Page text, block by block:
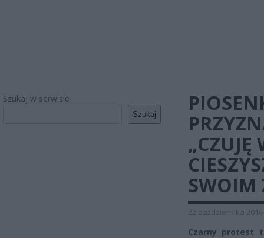
Szukaj w serwisie
Szukaj
„CZUJĘ
SWOIM
22 października 2016
Czarny protest